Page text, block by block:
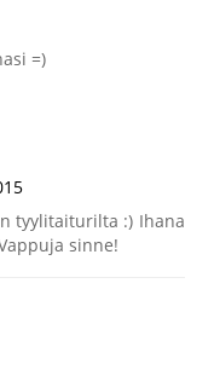
=)
tyylitaiturilta :) Ihana
sinne!